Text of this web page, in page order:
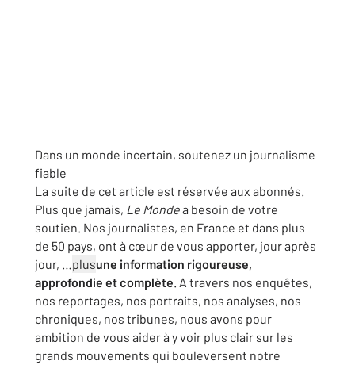
Dans un monde incertain, soutenez un journalisme
fiable
La suite de cet article est réservée aux abonnés.
Plus que jamais, Le Mondea besoin de votre
soutien. Nos journalistes, en France et dans plus
de 50 pays, ont à cœur de vous apporter, jour après
jour, …plusune information rigoureuse,
approfondie et complète. A travers nos enquêtes,
nos reportages, nos portraits, nos analyses, nos
chroniques, nos tribunes, nous avons pour
ambition de vous aider à y voir plus clair sur les
grands mouvements qui bouleversent notre